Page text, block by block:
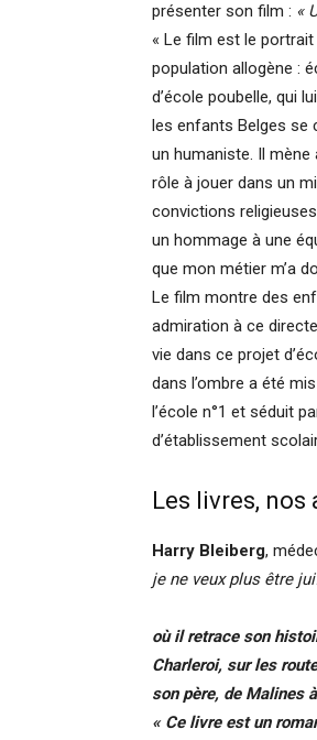
présenter son film : «
« Le film est le
population allogène :
d’école poubelle, qui
les enfants Belges se
un humaniste. Il mène
rôle à jouer dans un
convictions
un hommage à une
que mon métier m’a
Le film montre des
admiration à ce
vie dans ce projet
dans l’ombre a été
l’école n°1 et séduit
d’établissement
Les livres, nos
Harry Bleiberg,
je ne veux plus être
où il retrace son
Charleroi, sur les
son père, de Malines
« Ce livre est un